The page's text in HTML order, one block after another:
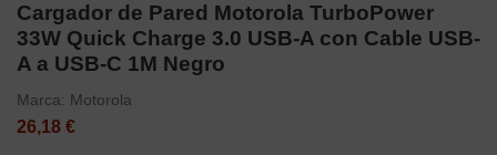
Cargador de Pared Motorola TurboPower
33W Quick Charge 3.0 USB-A con Cable USB-
A a USB-C 1M Negro
Marca: Motorola
26,18 €